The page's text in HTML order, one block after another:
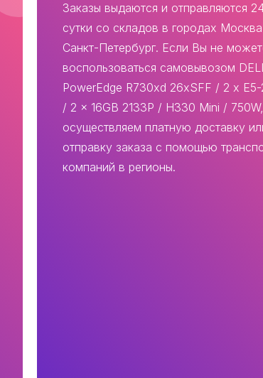
Заказы выдаются и отправляются
сутки со складов в городах
Санкт-Петербург. Если Вы не
воспользоваться самовывозом
PowerEdge R730xd 26xSFF / 2 x
/ 2 x 16GB 2133P / H330 Mini /
осуществляем платную доставку
отправку заказа с помощью
компаний в регионы.